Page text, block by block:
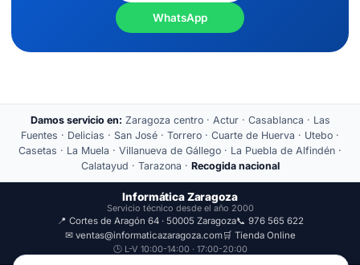
WhatsApp
Damos servicio en: Zaragoza centro · Actur · Casablanca · Las
Fuentes · Delicias · San José · Torrero · Cuarte de Huerva · Utebo ·
Casetas · La Muela · Villanueva de Gállego · La Puebla de Alfindén ·
Calatayud · Tarazona · Recogida nacional
Informática Zaragoza
Servicio técnico desde el año 2000
📍 Cortes de Aragón 64 · 50005 Zaragoza📞 976 565 622
✉ ventas@informaticazaragoza.com🛒 Tienda Online
🕒 L-V 10:00-14:00 · 17:00-20:00